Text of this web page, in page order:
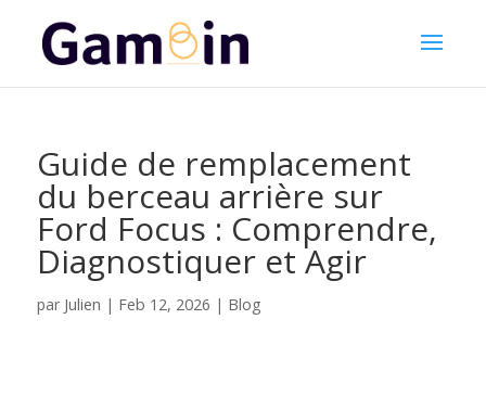
Guide de remplacement
du berceau arrière sur
Ford Focus : Comprendre,
Diagnostiquer et Agir
par Julien | Feb 12, 2026 | Blog